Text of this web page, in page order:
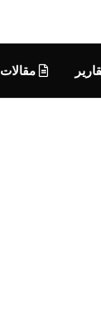
مقالات